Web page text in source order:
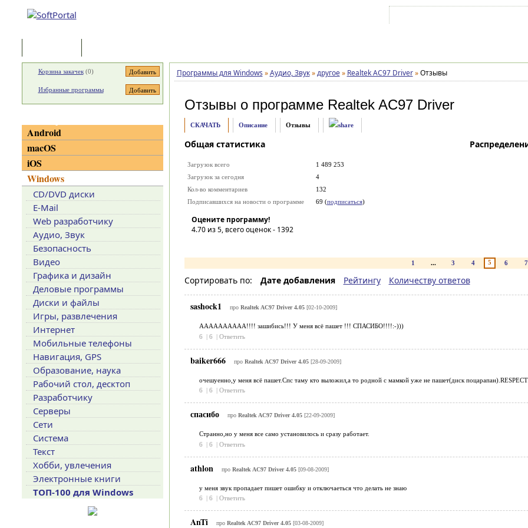
Программы для Windows » Аудио, Звук » другое » Realtek AC97 Driver » Отзывы
Отзывы о программе Realtek AC97 Driver
СКАЧАТЬ Описание Отзывы
Общая статистика
Загрузок всего
1 489 253
Загрузок за сегодня
4
Кол-во комментариев
132
Подписавшихся на новости о программе
69 (подписаться)
Оцените программу!
4.70из 5, всего оценок - 1392
1 ... 3 4 5 6 7
Сортировать по: Дате добавления Рейтингу Количеству ответов
sashock1 про Realtek AC97 Driver 4.05[02-10-2009]
АААААААААА!!!! зашибись!!! У меня всё пашет !!! СПАСИБО!!!!:-)))
6
| 6 | Ответить
baiker666 про Realtek AC97 Driver 4.05[28-09-2009]
очешуенно,у меня всё пашет.Спс таму кто выложил,а то родной с мамкой уже не пашет(диск
6
| 6 | Ответить
спасибо про Realtek AC97 Driver 4.05[22-09-2009]
Странно,но у меня все само установилось и сразу работает.
6
| 6 | Ответить
athlon про Realtek AC97 Driver 4.05[09-08-2009]
у меня звук пропадает пишет ошибку и отключаеться что делать не знаю
6
| 6 | Ответить
AnTi про Realtek AC97 Driver 4.05[03-08-2009]
Корзина закачек(0)
Избранные программы
Android
macOS
iOS
Windows
CD/DVD диски
E-Mail
Web разработчику
Аудио, Звук
Безопасность
Видео
Графика и дизайн
Деловые программы
Диски и файлы
Игры, развлечения
Интернет
Мобильные телефоны
Навигация, GPS
Образование, наука
Рабочий стол, десктоп
Разработчику
Серверы
Сети
Система
Текст
Хобби, увлечения
Электронные книги
ТОП-100 для Windows